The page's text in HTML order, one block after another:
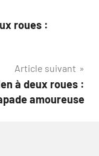
roues :
Article suivant
à deux roues :
amoureuse